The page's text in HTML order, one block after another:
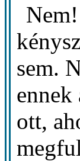
sem.
ennek
ott,